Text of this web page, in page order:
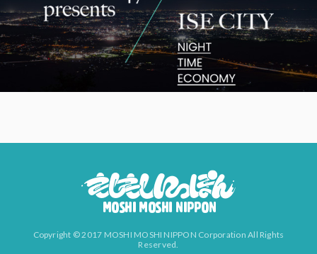
Copyright © 2017 MOSHI MOSHI NIPPON Corporation All Rights
Reserved.